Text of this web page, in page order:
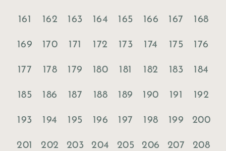
161 162 163 164 165 166 167 168
169 170 171 172 173 174 175 176
177 178 179 180 181 182 183 184
185 186 187 188 189 190 191 192
193 194 195 196 197 198 199 200
201 202 203 204 205 206 207 208